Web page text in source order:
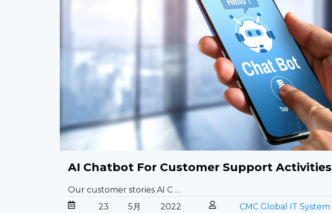
AI Chatbot For Customer Support Activities
Our customer stories AI C …
23
5月 2022 CMC Global IT System